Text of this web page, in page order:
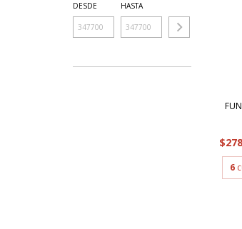
DESDE HASTA
6